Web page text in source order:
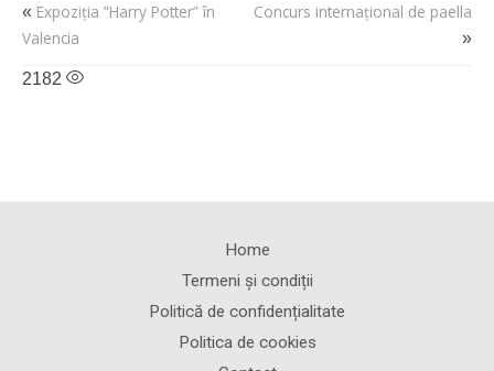
« Expoziția ”Harry Potter” în
Valencia
Concurs internațional de paella
»
2182
Home
Termeni și condiții
Politică de confidențialitate
Politica de cookies